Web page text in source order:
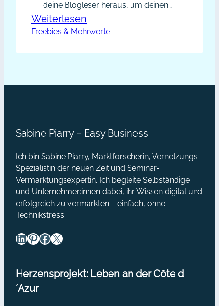
deine Blogleser heraus, um deinen
Blogartikeln mehr Mehrwert zu
geben. Wünschst du dir von deinen
nächsten Blogartikel? Vielleicht ist
dass dein Blog endlich lebendig wird
Weiterlesen
Erfolgreicher
Freebies & Mehrwerte
Sabine Piarry – Easy Business
Ich bin Sabine Piarry, Marktforscherin, Vernetzungs-
Spezialistin der neuen Zeit und Seminar-
Vermarktungsexpertin. Ich begleite Selbständige
und Unternehmer:innen dabei, ihr Wissen digital und
erfolgreich zu vermarkten – einfach, ohne
Technikstress
LinkedIn Pinterest Facebook X
Herzensprojekt: Leben an der Côte d
´Azur